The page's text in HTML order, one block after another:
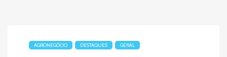
AGRONEGÓCIO DESTAQUES GERAL